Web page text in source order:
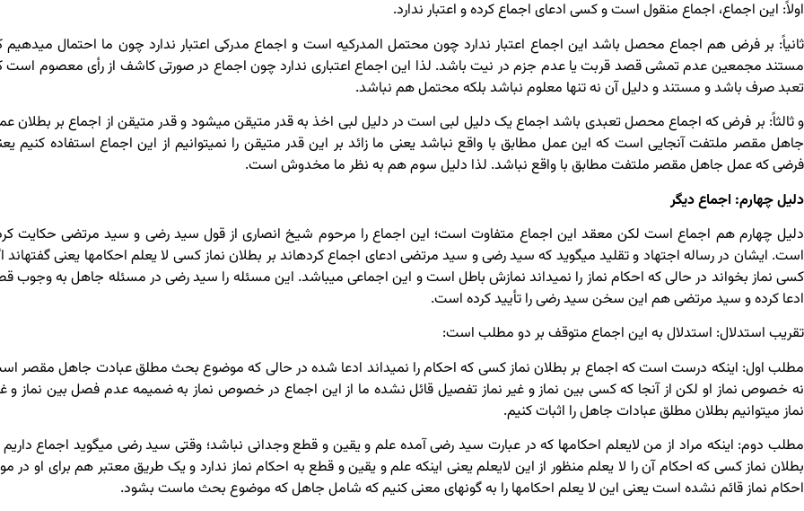
اولاً: این اجماع، اجماع منقول است و کسی ادعای اجماع کرده و اعتبار ندارد.
ثانیاً: بر فرض هم اجماع محصل باشد این اجماع اعتبار ندارد چون محتمل المدرکیه است و اجماع مدرکی اعتبار ندارد چون ما احتمال می­دهیم
مستند مجمعین عدم تمشی قصد قربت یا عدم جزم در نیت باشد. لذا این اجماع اعتباری ندارد چون اجماع در صورتی کاشف از رأی معصوم است
تعبد صرف باشد و مستند و دلیل آن نه تنها معلوم نباشد بلکه محتمل هم نباشد.
و ثالثاً: بر فرض که اجماع محصل تعبدی باشد اجماع یک دلیل لبی است در دلیل لبی اخذ به قدر متیقن می­شود و قدر متیقن از اجماع بر بطلان
جاهل مقصر ملتفت آنجایی است که این عمل مطابق با واقع نباشد یعنی ما زائد بر این قدر متیقن را نمی­توانیم از این اجماع استفاده کنیم
فرضی که عمل جاهل مقصر ملتفت مطابق با واقع نباشد. لذا دلیل سوم هم به نظر ما مخدوش است.
دلیل چهارم: اجماع دیگر
دلیل چهارم هم اجماع است لکن معقد این اجماع متفاوت است؛ این اجماع را مرحوم شیخ انصاری از قول سید رضی و سید مرتضی حکایت
است. ایشان در رساله اجتهاد و تقلید می­گوید که سید رضی و سید مرتضی ادعای اجماع کرده­اند بر بطلان نماز کسی لا یعلم احکامها یعنی گفته­اند
کسی نماز بخواند در حالی که احکام نماز را نمی­داند نمازش باطل است و این اجماعی می­باشد. این مسئله را سید رضی در مسئله جاهل به وجوب
ادعا کرده و سید مرتضی هم این سخن سید رضی را تأیید کرده است.
تقریب استدلال: استدلال به این اجماع متوقف بر دو مطلب است:
مطلب اول: اینکه درست است که اجماع بر بطلان نماز کسی که احکام را نمی­داند ادعا شده در حالی که موضوع بحث مطلق عبادت جاهل مقصر
نه خصوص نماز او لکن از آنجا که کسی بین نماز و غیر نماز تفصیل قائل نشده ما از این اجماع در خصوص نماز به ضمیمه عدم فصل بین نماز و
نماز می­توانیم بطلان مطلق عبادات جاهل را اثبات کنیم.
مطلب دوم: اینکه مراد از من لایعلم احکامها که در عبارت سید رضی آمده علم و یقین و قطع وجدانی نباشد؛ وقتی سید رضی می­گوید اجماع داریم
بطلان نماز کسی که احکام آن را لا یعلم منظور از این لایعلم یعنی اینکه علم و یقین و قطع به احکام نماز ندارد و یک طریق معتبر هم برای او در
احکام نماز قائم نشده است یعنی این لا یعلم احکامها را به گونه­ای معنی کنیم که شامل جاهل که موضوع بحث ماست بشود.